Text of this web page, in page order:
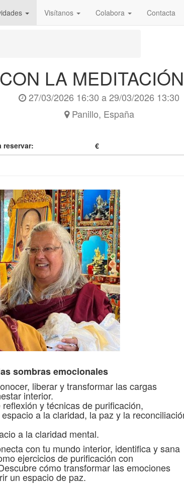
Visítanos Colabora Contacta
LA
27/03/2026 16:30 a29/03/2026 13:30
Panillo, España
reservar: €
sombras emocionales
liberar y transformar las cargas
interior.
y técnicas de purificación,
a la claridad, la paz y la
a la claridad mental.
con tu mundo interior, identifica y sana
ejercicios de purificación con
cómo transformar las emociones
un espacio de paz.